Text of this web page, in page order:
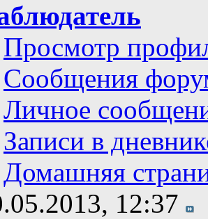
Просмотр
Сообщения
Личное
Записи в
Домашняя
12:37